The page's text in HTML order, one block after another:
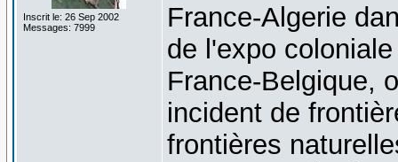
Inscrit le: 26 Sep 2002
Messages: 7999
France-Algerie
de l'expo
France-Belgique,
incident de
frontières